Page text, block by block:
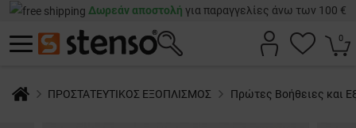
Δωρεάν αποστολή για παραγγελίες άνω των 100 €
0
ΠΡΟΣΤΑΤΕΥΤΙΚΟΣ ΕΞΟΠΛΙΣΜΟΣ Πρώτες Βοήθειες και